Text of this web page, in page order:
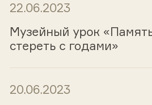
22.06.2023
Музейный урок
стереть с годами»
20.06.2023